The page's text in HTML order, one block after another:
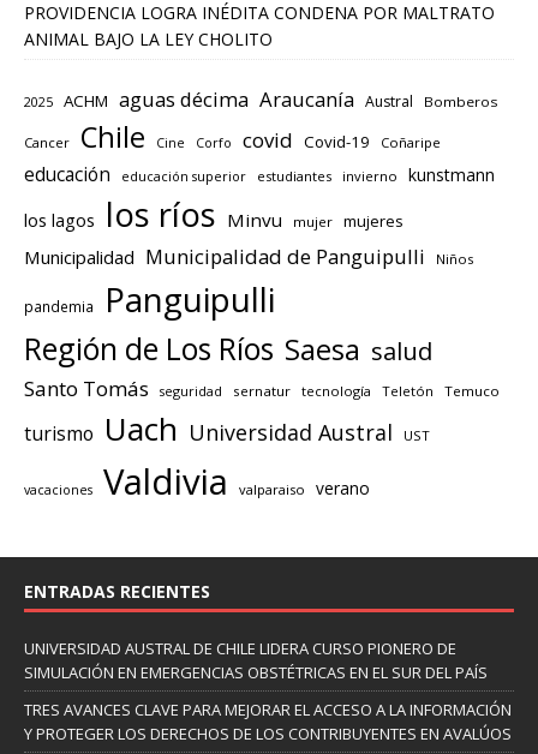
PROVIDENCIA LOGRA INÉDITA CONDENA POR MALTRATO
ANIMAL BAJO LA LEY CHOLITO
2025 ACHM aguas décima Araucanía Austral Bomberos
Cancer Chile Cine Corfo covid Covid-19 Coñaripe
educación educación superior estudiantes invierno kunstmann
los lagos los ríos Minvu mujer mujeres
Municipalidad Municipalidad de Panguipulli Niños
pandemia Panguipulli
Región de Los Ríos Saesa salud
Santo Tomás seguridad sernatur tecnología Teletón Temuco
turismo Uach Universidad Austral UST
vacaciones Valdivia valparaiso verano
ENTRADAS RECIENTES
UNIVERSIDAD AUSTRAL DE CHILE LIDERA CURSO PIONERO DE
SIMULACIÓN EN EMERGENCIAS OBSTÉTRICAS EN EL SUR DEL PAÍS
TRES AVANCES CLAVE PARA MEJORAR EL ACCESO A LA INFORMACIÓN
Y PROTEGER LOS DERECHOS DE LOS CONTRIBUYENTES EN AVALÚOS